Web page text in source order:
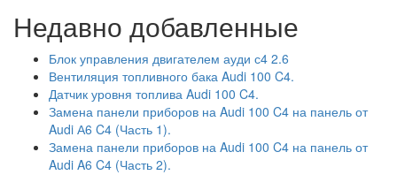
Недавно добавленные
Блок управления двигателем ауди с4 2.6
Вентиляция топливного бака Audi 100 C4.
Датчик уровня топлива Audi 100 C4.
Замена панели приборов на Audi 100 C4 на панель от
Audi А6 C4 (Часть 1).
Замена панели приборов на Audi 100 C4 на панель от
Audi A6 C4 (Часть 2).